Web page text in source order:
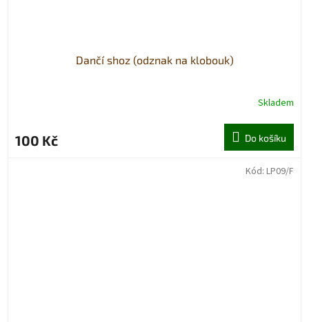
Dančí shoz (odznak na klobouk)
Skladem
100 Kč Do košíku
Kód: LP09/F